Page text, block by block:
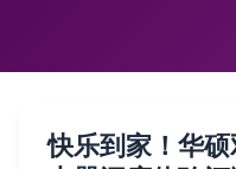
快乐到家！华